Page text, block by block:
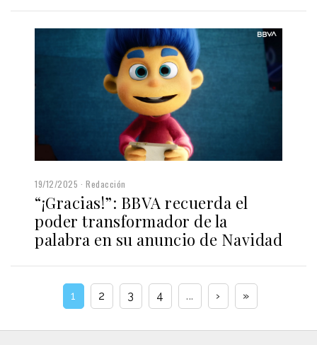
19/12/2025 Redacción
“¡Gracias!”: BBVA recuerda el
poder transformador de la
palabra en su anuncio de Navidad
1 2 3 4 ... › »